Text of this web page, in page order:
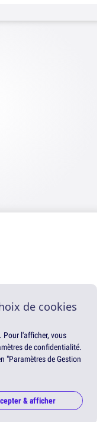
de cookies
Pour l'afficher, vous
de confidentialité.
"Paramètres de Gestion
& afficher